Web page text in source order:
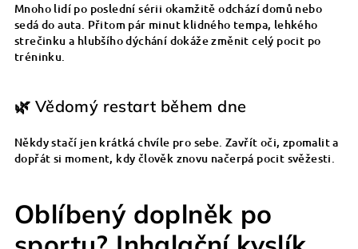
Mnoho lidí po poslední sérii okamžitě odchází domů nebo
sedá do auta. Přitom pár minut klidného tempa, lehkého
strečinku a hlubšího dýchání dokáže změnit celý pocit po
tréninku.
🌿 Vědomý restart během dne
Někdy stačí jen krátká chvíle pro sebe. Zavřít oči, zpomalit a
dopřát si moment, kdy člověk znovu načerpá pocit svěžesti.
Oblíbený doplněk po